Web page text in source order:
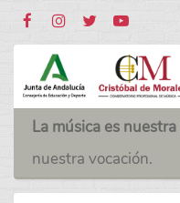
La música es
nuestra vocación.